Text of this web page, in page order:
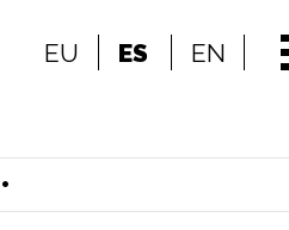
EU ES EN
•